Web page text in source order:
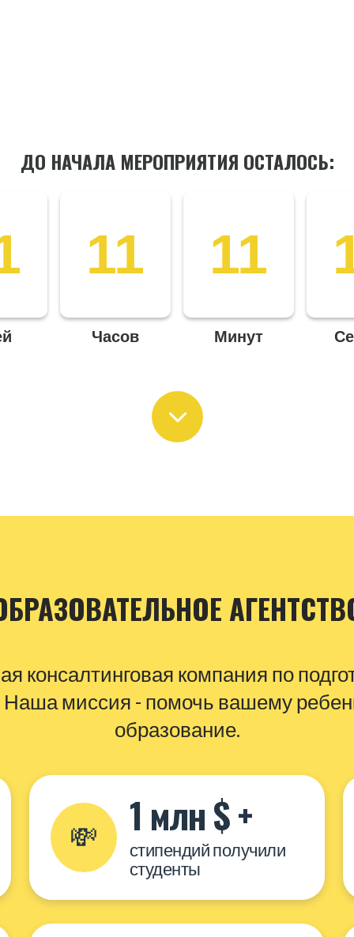
ДО НАЧАЛА МЕРОПРИЯТИЯ ОСТАЛОСЬ:
11
Часов
11
Минут
АГЕНТСТВО
консалтинговая компания по
миссия - помочь вашему
образование.
💸 1 млн $ +
стипендий получили
студенты